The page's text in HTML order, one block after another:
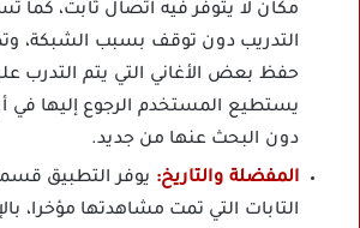
مكان لا يتوفر فيه اتصال ثابت، كما
التدريب دون توقف بسبب الشبكة،
حفظ بعض الأغاني التي يتم التدرب
يستطيع المستخدم الرجوع إليها
دون البحث عنها من جديد.
المفضلة والتاريخ: يوفر التطبيق
التابات التي تمت مشاهدتها مؤخرا،